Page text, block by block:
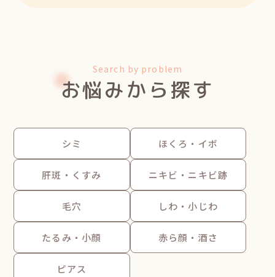
Search by problem
お悩みから探す
シミ ほくろ・イボ
肝斑・くすみ ニキビ・ニキビ跡
毛穴 しわ・小じわ
たるみ・小顔 赤ら顔・酒さ
ピアス